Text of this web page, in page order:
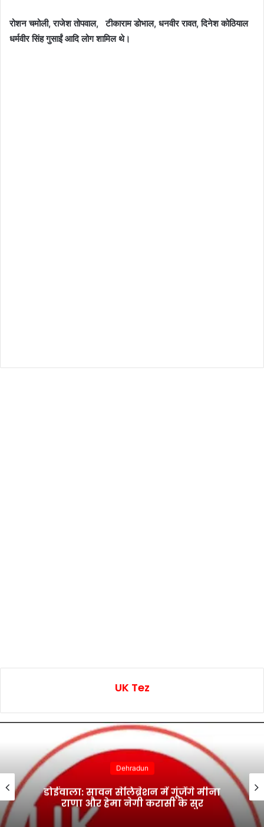
रोशन चमोली, राजेश तोपवाल, टीकाराम डोभाल, धनवीर रावत, दिनेश कोठियाल
धर्मवीर सिंह गुसाईं आदि लोग शामिल थे।
UK Tez
Dehradun
डोईवाला: सावन सेलिब्रेशन में गूंजेंगे मीना
राणा और हेमा नेगी करासी के सुर